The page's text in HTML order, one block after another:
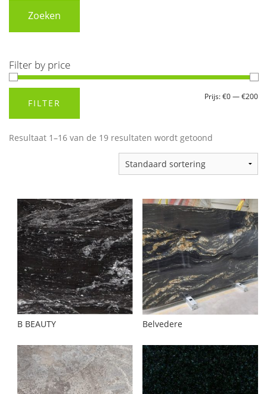
Zoeken
Filter by price
FILTER
Prijs:€0—€200
Resultaat 1–16 van de 19 resultaten wordt getoond
B BEAUTY Belvedere